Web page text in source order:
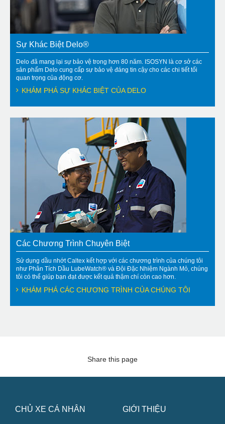
Sự Khác Biệt Delo®
Delo đã mang lại sự bảo vệ trong hơn 80 năm. ISOSYN là cơ sở các
sản phẩm Delo cung cấp sự bảo vệ đáng tin cậy cho các chi tiết tối
quan trọng của động cơ.
KHÁM PHÁ SỰ KHÁC BIỆT CỦA DELO
Các Chương Trình Chuyên Biệt
Sử dụng dầu nhớt Caltex kết hợp với các chương trình của chúng tôi
như Phân Tích Dầu LubeWatch® và Đội Đặc Nhiệm Ngành Mỏ, chúng
tôi có thể giúp bạn đạt được kết quả thậm chí còn cao hơn.
KHÁM PHÁ CÁC CHƯƠNG TRÌNH CỦA CHÚNG TÔI
Share this page
CHỦ XE CÁ NHÂN GIỚI THIỆU